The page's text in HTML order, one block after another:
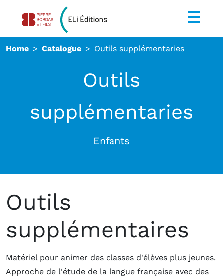
☰
Home Catalogue Outils supplémentaries
Outils
supplémentaries
Enfants
Outils
supplémentaires
Matériel pour animer des classes d'élèves plus jeunes.
Approche de l'étude de la langue française avec des